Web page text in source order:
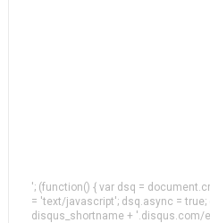
'; (function() { var dsq =
= 'text/javascript'; dsq.async =
disqus_shortname + '.disqus.com/